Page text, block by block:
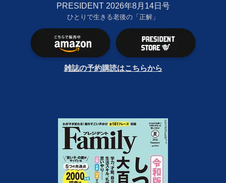
PRESIDENT 2026年8月14日号
ひとりで生きる老後の「正解」
雑誌の予約購読はこちらから